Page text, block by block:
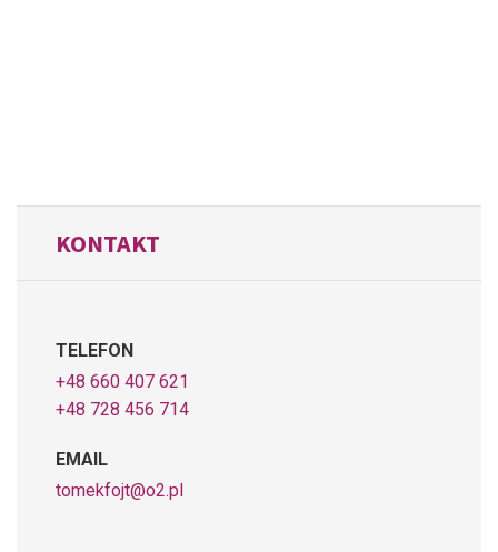
KONTAKT
TELEFON
+48 660 407 621
+48 728 456 714
EMAIL
tomekfojt@o2.pl